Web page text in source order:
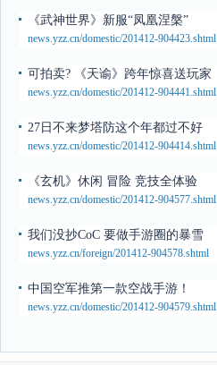
《武神世界》新服“凤凰涅槃”
news.yzz.cn/domestic/201412-904423.shtml
可拍卖? 《天谕》跨年惊喜送玩家
news.yzz.cn/domestic/201412-904441.shtml
27日不来梦塔防这个年都过不好
news.yzz.cn/domestic/201412-904414.shtml
《玄机》休闲 冒险 竞技全体验
news.yzz.cn/domestic/201412-904577.shtml
我们没抄CoC 要做手游圈的暴雪
news.yzz.cn/foreign/201412-904578.shtml
中国空军推第一款空战手游！
news.yzz.cn/domestic/201412-904579.shtml